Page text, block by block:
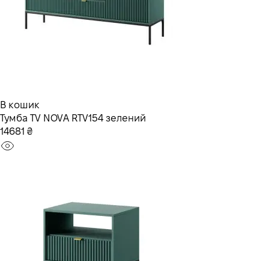
В кошик
Тумба TV NOVA RTV154 зелений
14681 ₴